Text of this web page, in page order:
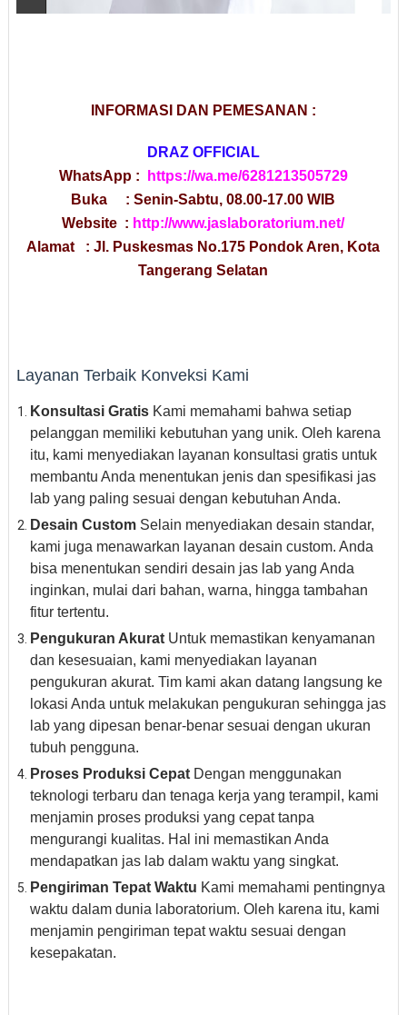
INFORMASI DAN PEMESANAN :
DRAZ OFFICIAL
WhatsApp :
https://wa.me/6281213505729
Buka : Senin-Sabtu, 08.00-17.00 WIB
Website : http://www.jaslaboratorium.net/
Alamat : Jl. Puskesmas No.175 Pondok Aren, Kota
Tangerang Selatan
Layanan Terbaik Konveksi Kami
Konsultasi GratisKami memahami bahwa setiap
pelanggan memiliki kebutuhan yang unik. Oleh karena
itu, kami menyediakan layanan konsultasi gratis untuk
membantu Anda menentukan jenis dan spesifikasi jas
lab yang paling sesuai dengan kebutuhan Anda.
Desain CustomSelain menyediakan desain standar,
kami juga menawarkan layanan desain custom. Anda
bisa menentukan sendiri desain jas lab yang Anda
inginkan, mulai dari bahan, warna, hingga tambahan
fitur tertentu.
Pengukuran AkuratUntuk memastikan kenyamanan
dan kesesuaian, kami menyediakan layanan
pengukuran akurat. Tim kami akan datang langsung ke
lokasi Anda untuk melakukan pengukuran sehingga jas
lab yang dipesan benar-benar sesuai dengan ukuran
tubuh pengguna.
Proses Produksi CepatDengan menggunakan
teknologi terbaru dan tenaga kerja yang terampil, kami
menjamin proses produksi yang cepat tanpa
mengurangi kualitas. Hal ini memastikan Anda
mendapatkan jas lab dalam waktu yang singkat.
Pengiriman Tepat Waktu Kami memahami pentingnya
waktu dalam dunia laboratorium. Oleh karena itu, kami
menjamin pengiriman tepat waktu sesuai dengan
kesepakatan.